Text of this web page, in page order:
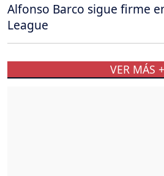
Alfonso Barco sigue firme
League
VER MÁS +